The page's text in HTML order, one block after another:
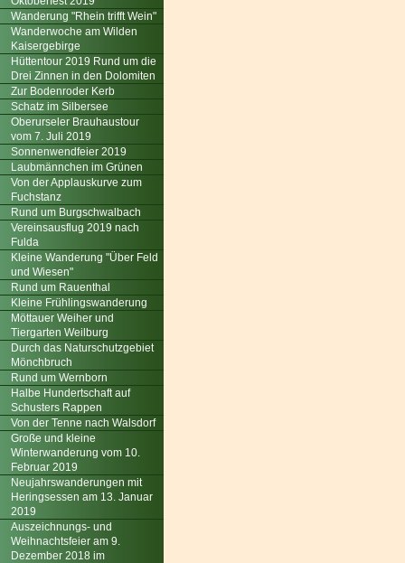
Wanderung "Rhein trifft Wein"
Wanderwoche am Wilden
Kaisergebirge
Hüttentour 2019 Rund um die
Drei Zinnen in den Dolomiten
Zur Bodenroder Kerb
Schatz im Silbersee
Oberurseler Brauhaustour
vom 7. Juli 2019
Sonnenwendfeier 2019
Laubmännchen im Grünen
Von der Applauskurve zum
Fuchstanz
Rund um Burgschwalbach
Vereinsausflug 2019 nach
Fulda
Kleine Wanderung "Über Feld
und Wiesen"
Rund um Rauenthal
Kleine Frühlingswanderung
Möttauer Weiher und
Tiergarten Weilburg
Durch das Naturschutzgebiet
Mönchbruch
Rund um Wernborn
Halbe Hundertschaft auf
Schusters Rappen
Von der Tenne nach Walsdorf
Große und kleine
Winterwanderung vom 10.
Februar 2019
Neujahrswanderungen mit
Heringsessen am 13. Januar
2019
Auszeichnungs- und
Weihnachtsfeier am 9.
Dezember 2018 im